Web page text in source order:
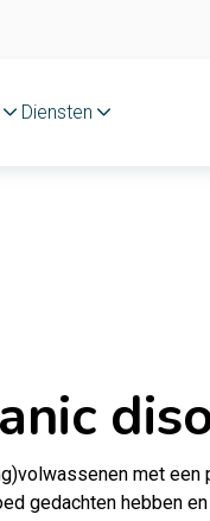
Diensten
met
gedachten hebben